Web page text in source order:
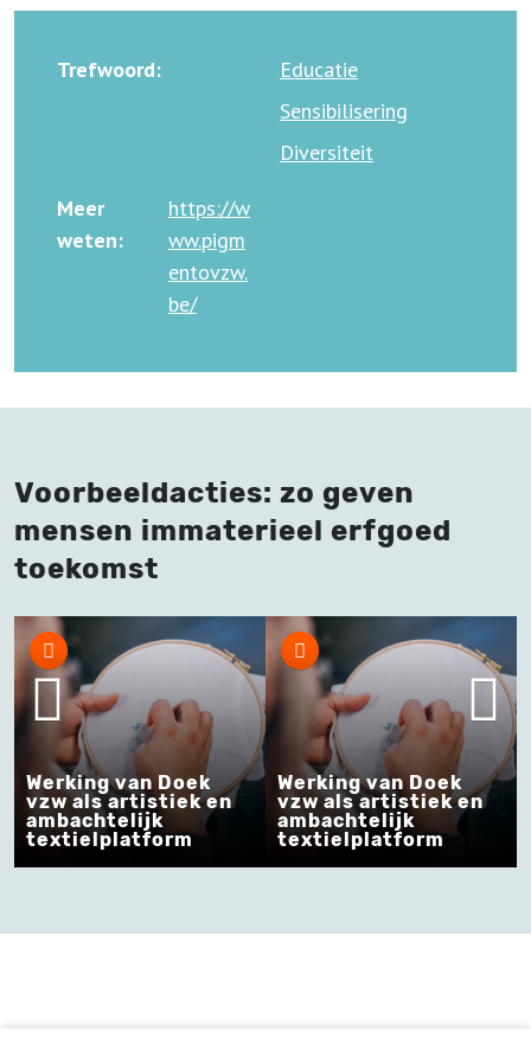
Trefwoord:
Educatie
Sensibilisering
Diversiteit
Meer
weten:
https://w
ww.pigm
entovzw.
be/
Voorbeeldacties: zo geven
mensen immaterieel erfgoed
toekomst
Werking van Doek
vzw als artistiek en
ambachtelijk
textielplatform
Werking van Doek
vzw als artistiek en
ambachtelijk
textielplatform